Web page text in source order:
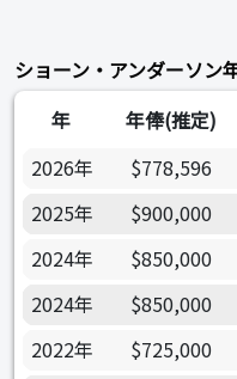
ショーン・アンダーソン
年
年俸(推定)
2026年
$778,596
2025年
$900,000
2024年
$850,000
2024年
$850,000
2022年
$725,000